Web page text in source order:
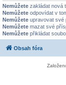
Nemůžete zakládat nová
Nemůžete odpovídat v
Nemůžete upravovat své
Nemůžete mazat své
Nemůžete přikládat
Obsah fóra